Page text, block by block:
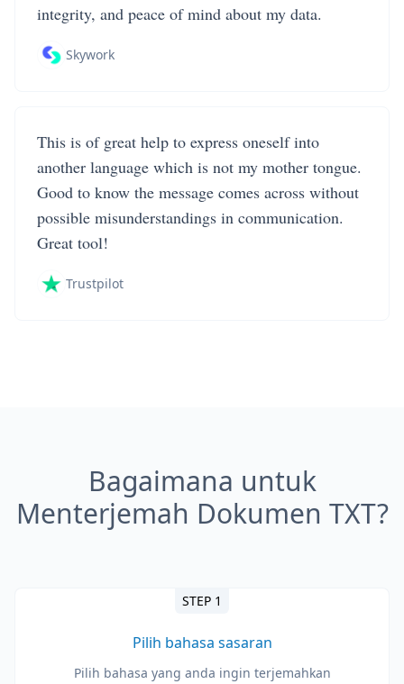
integrity, and peace of mind about my data.
Skywork
This is of great help to express oneself into
another language which is not my mother tongue.
Good to know the message comes across without
possible misunderstandings in communication.
Great tool!
Trustpilot
Bagaimana untuk
Menterjemah Dokumen TXT?
STEP 1
Pilih bahasa sasaran
Pilih bahasa yang anda ingin terjemahkan